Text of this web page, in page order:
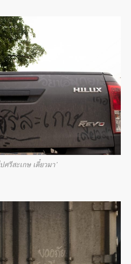
ศรีสะเกษ เดี๋ยวมา’